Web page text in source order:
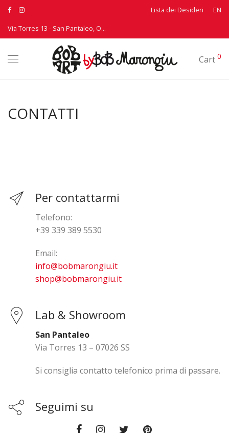
Via Torres 13 - San Pantaleo, Olbia - T: +39 339 3895530
Lista dei Desideri EN
Cart 0
CONTATTI
Per contattarmi
Telefono:
+39 339 389 5530
Email:
info@bobmarongiu.it
shop@bobmarongiu.it
Lab & Showroom
San Pantaleo
Via Torres 13 – 07026 SS
Si consiglia contatto telefonico prima di passare.
Seguimi su